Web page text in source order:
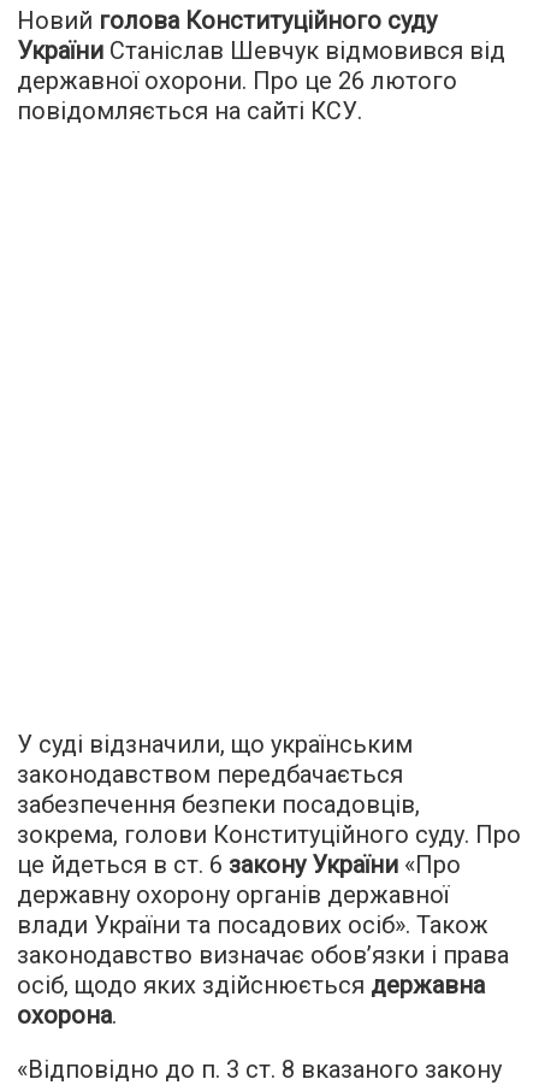
Новий голова Конституційного суду
України Станіслав Шевчук відмовився від
державної охорони. Про це 26 лютого
повідомляється на сайті КСУ.
У суді відзначили, що українським
законодавством передбачається
забезпечення безпеки посадовців,
зокрема, голови Конституційного суду. Про
це йдеться в ст. 6 закону України «Про
державну охорону органів державної
влади України та посадових осіб». Також
законодавство визначає обов’язки і права
осіб, щодо яких здійснюється державна
охорона.
«Відповідно до п. 3 ст. 8 вказаного закону